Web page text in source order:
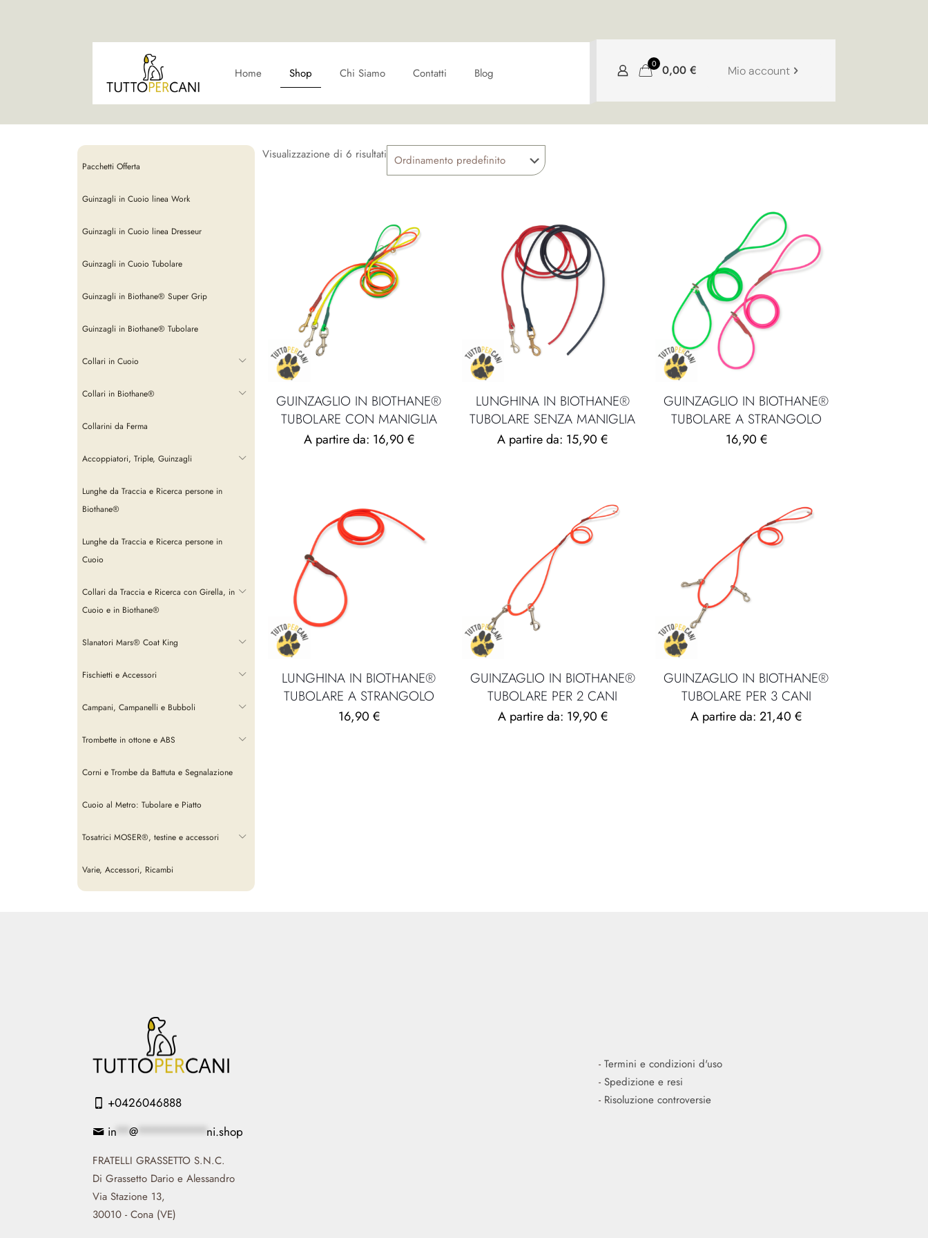
Home Shop Chi Siamo Contatti Blog
0 0,00 € Mio account
Visualizzazione di 6 risultati
GUINZAGLIO IN BIOTHANE®
TUBOLARE CON MANIGLIA
A partire da: 16,90 €
LUNGHINA IN BIOTHANE®
TUBOLARE SENZA MANIGLIA
A partire da: 15,90€
GUINZAGLIO IN BIOTHANE®
TUBOLARE A STRANGOLO
16,90 €
LUNGHINA IN BIOTHANE®
TUBOLARE A STRANGOLO
16,90 €
GUINZAGLIO IN BIOTHANE®
TUBOLARE PER 2 CANI
A partire da: 19,90 €
GUINZAGLIO IN BIOTHANE®
TUBOLARE PER 3 CANI
A partire da:21,40€
Pacchetti Offerta
Guinzagli in Cuoio linea Work
Guinzagli in Cuoio linea Dresseur
Guinzagli in Cuoio Tubolare
Guinzagli in Biothane® Super Grip
Guinzagli in Biothane® Tubolare
Collari in Cuoio
Collari in Biothane®
Collarini da Ferma
Accoppiatori, Triple, Guinzagli
Lunghe da Traccia e Ricerca persone in
Biothane®
Lunghe da Traccia e Ricerca persone in
Cuoio
Collari da Traccia e Ricerca con Girella, in
Cuoio e in Biothane®
Slanatori Mars® Coat King
Fischietti e Accessori
Campani, Campanelli e Bubboli
Trombette in ottone e ABS
Corni e Trombe da Battuta e Segnalazione
Cuoio al Metro: Tubolare e Piatto
Tosatrici MOSER®, testine e accessori
Varie, Accessori, Ricambi
+0426046888
in ** @ ********** ni.shop
FRATELLI GRASSETTO S.N.C.
Di Grassetto Dario e Alessandro
Via Stazione 13,
30010 - Cona (VE)
-Termini e condizioni d'uso
-Spedizione e resi
- Risoluzione controversie